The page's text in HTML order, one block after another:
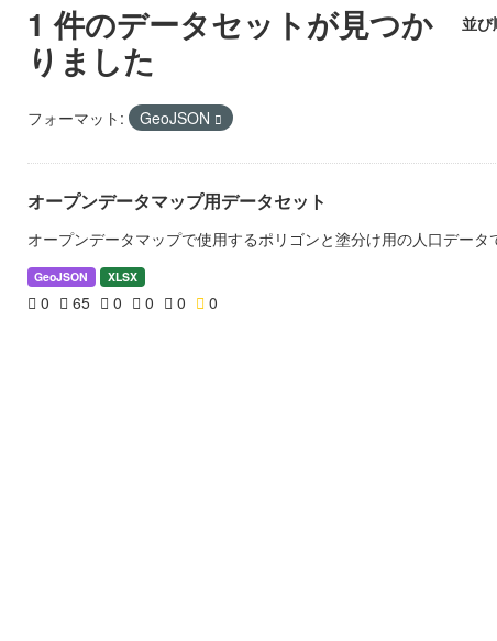
並び
1 件のデータセットが見つか
りました
フォーマット: GeoJSON
オープンデータマップ用データセット
オープンデータマップで使用するポリゴンと塗分け用の人口データ
GeoJSON XLSX
0 65 0 0 0 0